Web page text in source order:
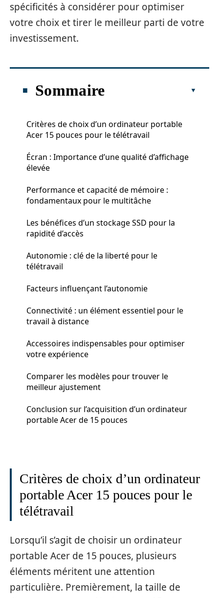
spécificités à considérer pour optimiser
votre choix et tirer le meilleur parti de votre
investissement.
Sommaire
Critères de choix d’un ordinateur portable
Acer 15 pouces pour le télétravail
Écran : Importance d’une qualité d’affichage
élevée
Performance et capacité de mémoire :
fondamentaux pour le multitâche
Les bénéfices d’un stockage SSD pour la
rapidité d’accès
Autonomie : clé de la liberté pour le
télétravail
Facteurs influençant l’autonomie
Connectivité : un élément essentiel pour le
travail à distance
Accessoires indispensables pour optimiser
votre expérience
Comparer les modèles pour trouver le
meilleur ajustement
Conclusion sur l’acquisition d’un ordinateur
portable Acer de 15 pouces
Critères de choix d’un ordinateur
portable Acer 15 pouces pour le
télétravail
Lorsqu’il s’agit de choisir un ordinateur
portable Acer de 15 pouces, plusieurs
éléments méritent une attention
particulière. Premièrement, la taille de